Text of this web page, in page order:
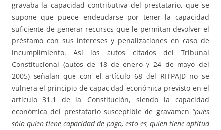
gravaba la capacidad contributiva del prestatario, que se
supone que puede endeudarse por tener la capacidad
suficiente de generar recursos que le permitan devolver el
préstamo con sus intereses y penalizaciones en caso de
incumplimiento. Así los autos citados del Tribunal
Constitucional (autos de 18 de enero y 24 de mayo del
2005) señalan que con el artículo 68 del RITPAJD no se
vulnera el principio de capacidad económica previsto en el
artículo 31.1 de la Constitución, siendo la capacidad
económica del prestatario susceptible de gravamen “pues
sólo quien tiene capacidad de pago, esto es, quien tiene aptitud